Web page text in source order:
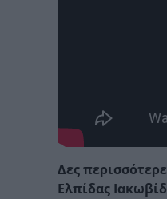
Δες
Ελπίδας